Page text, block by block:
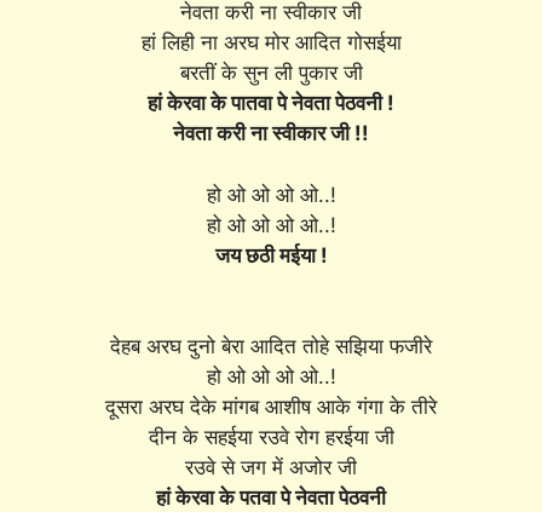
नेवता करी ना स्वीकार जी
हां लिही ना अरघ मोर आदित गोसईया
बरतीं के सुन ली पुकार जी
हां केरवा के पातवा पे नेवता पेठवनी !
नेवता करी ना स्वीकार जी !!
हो ओ ओ ओ ओ..!
हो ओ ओ ओ ओ..!
जय छठी मईया !
देहब अरघ दुनो बेरा आदित तोहे सझिया फजीरे
हो ओ ओ ओ ओ..!
दूसरा अरघ देके मांगब आशीष आके गंगा के तीरे
दीन के सहईया रउवे रोग हरईया जी
रउवे से जग में अजोर जी
हां केरवा के पतवा पे नेवता पेठवनी